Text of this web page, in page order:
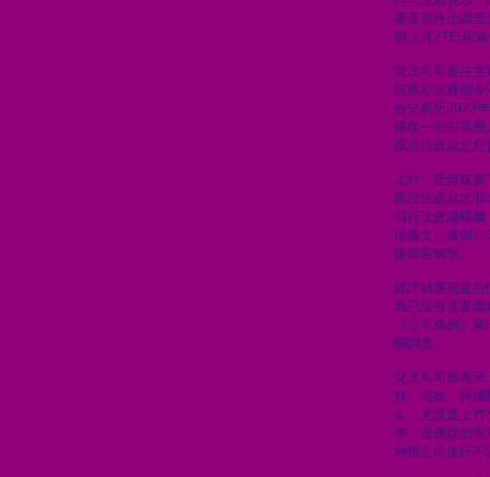
審查員終止調查
期上月27日屆
財政司司長注
院原訟法庭頒
合交易所2023
傳媒一些前高
原訟法庭裁定
此外，壹傳媒
原訟法庭裁定
同行政會議根
項條文）條例
後即告解散。
經詳細審視這些
為已沒有需要繼
《公司條例》
關調查。
財政司司長表
好、高效、與國
司，尤其是上市
準。壹傳媒的管
利用公司進行不